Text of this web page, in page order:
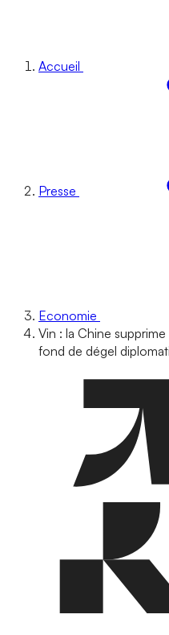
Accueil
Presse
Economie
Vin : la Chine supprime
fond de dégel